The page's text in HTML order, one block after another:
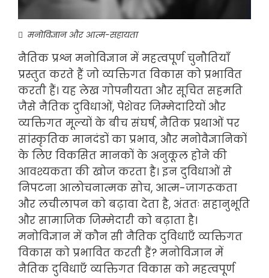
मनोविज्ञान और आत्म-सहायता
नैतिक प्रश्न मनोविज्ञान में महत्वपूर्ण चुनौतियाँ
प्रस्तुत करते हैं जो व्यक्तिगत विकास को प्रभावित
करती हैं। यह लेख गोपनीयता और सूचित सहमति
जैसे नैतिक दुविधाओं, पेशेवर जिम्मेदारियों और
व्यक्तिगत मूल्यों के बीच संघर्ष, नैतिक प्रथाओं पर
सांस्कृतिक मानदंडों का प्रभाव, और मनोवैज्ञानिकों
के लिए विकसित मानकों के अनुकूल होने की
आवश्यकता की खोज करता है। इन दुविधाओं से
निपटना आलोचनात्मक सोच, आत्म-जागरूकता
और लचीलापन को बढ़ावा देता है, अंततः सहानुभूति
और सामाजिक जिम्मेदारी को बढ़ाता है।
मनोविज्ञान में कौन सी नैतिक दुविधाएँ व्यक्तिगत
विकास को प्रभावित करती हैं? मनोविज्ञान में
नैतिक दुविधाएँ व्यक्तिगत विकास को महत्वपूर्ण